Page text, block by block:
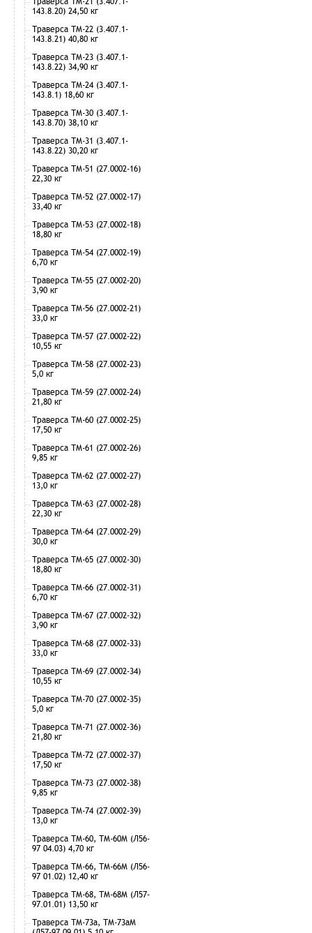
143.8.20) 24,50 кг
Траверса ТМ-22 (3.407.1-
143.8.21) 40,80 кг
Траверса ТМ-23 (3.407.1-
143.8.22) 34,90 кг
Траверса ТМ-24 (3.407.1-
143.8.1) 18,60 кг
Траверса ТМ-30 (3.407.1-
143.8.70) 38,10 кг
Траверса ТМ-31 (3.407.1-
143.8.22) 30,20 кг
Траверса ТМ-51 (27.0002-16)
22,30 кг
Траверса ТМ-52 (27.0002-17)
33,40 кг
Траверса ТМ-53 (27.0002-18)
18,80 кг
Траверса ТМ-54 (27.0002-19)
6,70 кг
Траверса ТМ-55 (27.0002-20)
3,90 кг
Траверса ТМ-56 (27.0002-21)
33,0 кг
Траверса ТМ-57 (27.0002-22)
10,55 кг
Траверса ТМ-58 (27.0002-23)
5,0 кг
Траверса ТМ-59 (27.0002-24)
21,80 кг
Траверса ТМ-60 (27.0002-25)
17,50 кг
Траверса ТМ-61 (27.0002-26)
9,85 кг
Траверса ТМ-62 (27.0002-27)
13,0 кг
Траверса ТМ-63 (27.0002-28)
22,30 кг
Траверса ТМ-64 (27.0002-29)
30,0 кг
Траверса ТМ-65 (27.0002-30)
18,80 кг
Траверса ТМ-66 (27.0002-31)
6,70 кг
Траверса ТМ-67 (27.0002-32)
3,90 кг
Траверса ТМ-68 (27.0002-33)
33,0 кг
Траверса ТМ-69 (27.0002-34)
10,55 кг
Траверса ТМ-70 (27.0002-35)
5,0 кг
Траверса ТМ-71 (27.0002-36)
21,80 кг
Траверса ТМ-72 (27.0002-37)
17,50 кг
Траверса ТМ-73 (27.0002-38)
9,85 кг
Траверса ТМ-74 (27.0002-39)
13,0 кг
Траверса ТМ-60, ТМ-60М (Л56-
97 04.03) 4,70 кг
Траверса ТМ-66, ТМ-66М (Л56-
97 01.02) 12,40 кг
Траверса ТМ-68, ТМ-68М (Л57-
97.01.01) 13,50 кг
Траверса ТМ-73а, ТМ-73аМ